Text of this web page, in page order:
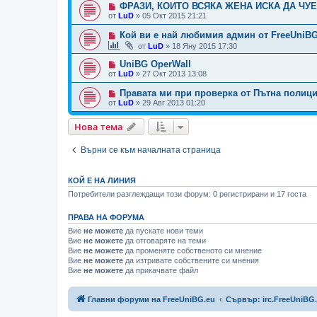
ФРАЗИ, КОИТО ВСЯКА ЖЕНА ИСКА ДА
от LuD » 05 Окт 2015 21:21
Кой ви е най любимия админ от
от LuD » 18 Яну 2015 17:30
UniBG OperWall
от LuD » 27 Окт 2013 13:08
Правата ми при проверка от Пътна
от LuD » 29 Авг 2013 01:20
Нова тема
Върни се към началната страница
КОЙ Е НА ЛИНИЯ
Потребители разглеждащи този форум: 0 регистрирани и 17 госта
ПРАВА НА ФОРУМА
Вие не можете да пускате нови теми
Вие не можете да отговаряте на теми
Вие не можете да променяте собственото си мнение
Вие не можете да изтривате собствените си мнения
Вие не можете да прикачвате файл
Главни форуми на FreeUniBG.eu Сървър: